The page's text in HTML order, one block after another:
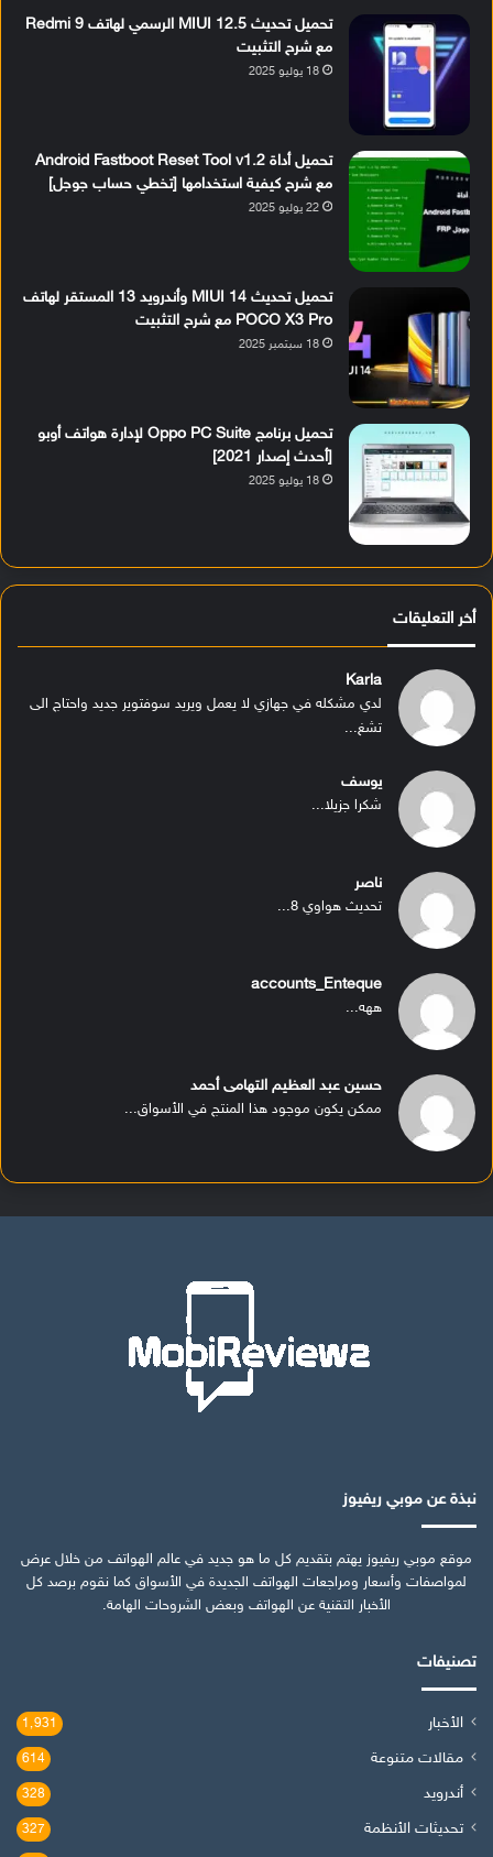
تحميل تحديث MIUI 12.5 الرسمي لهاتف Redmi 9
مع شرح التثبيت
18 يوليو 2025
تحميل أداة Android Fastboot Reset Tool v1.2
مع شرح كيفية استخدامها [تخطي حساب جوجل]
22 يوليو 2025
تحميل تحديث MIUI 14 وأندرويد 13 المستقر لهاتف
POCO X3 Pro مع شرح التثبيت
18 سبتمبر 2025
تحميل برنامج Oppo PC Suite لإدارة هواتف أوبو
[أحدث إصدار 2021]
18 يوليو 2025
أخر التعليقات
Karla
لدي مشكله في جهازي لا يعمل ويريد سوفتوير جديد واحتاج الى
تشغ...
يوسف
شكرا جزيلا...
ناصر
تحديث هواوي 8...
accounts_Enteque
ههه...
حسين عبد العظيم التهامى أحمد
ممكن يكون موجود هذا المنتج في الأسواق...
نبذة عن موبي ريفيوز
موقع موبي ريفيوز يهتم بتقديم كل ما هو جديد في عالم الهواتف من خلال عرض
لمواصفات وأسعار ومراجعات الهواتف الجديدة في الأسواق كما نقوم برصد كل
الأخبار التقنية عن الهواتف وبعض الشروحات الهامة.
تصنيفات
الأخبار 1٬931
مقالات متنوعة 614
أندرويد 328
تحديثات الأنظمة 327